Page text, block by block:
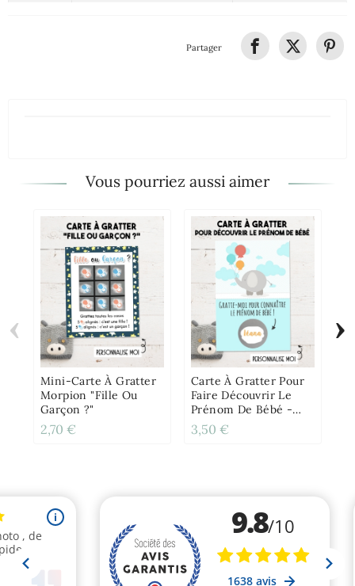
Partager
Vous pourriez aussi aimer
Mini-Carte À Gratter
Morpion "Fille Ou
Garçon ?"
2,70 €
Carte À Gratter Pour
Faire Découvrir Le
Prénom De Bébé -
Éléphant
3,50 €
‹ ›